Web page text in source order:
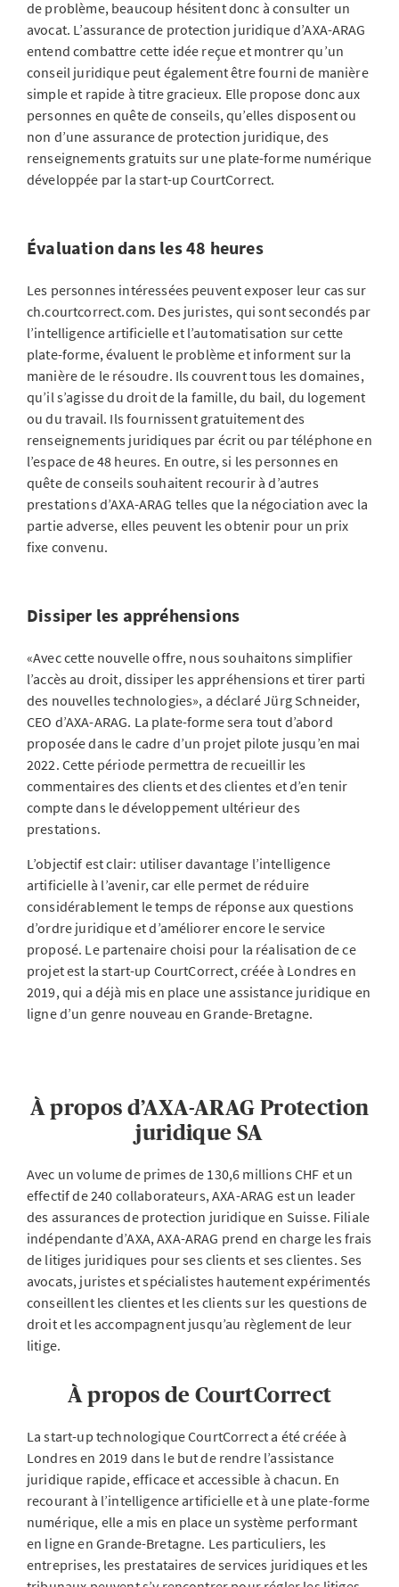
de problème, beaucoup hésitent donc à consulter un
avocat. L’assurance de protection juridique d’AXA-ARAG
entend combattre cette idée reçue et montrer qu’un
conseil juridique peut également être fourni de manière
simple et rapide à titre gracieux. Elle propose donc aux
personnes en quête de conseils, qu’elles disposent ou
non d’une assurance de protection juridique, des
renseignements gratuits sur une plate-forme numérique
développée par la start-up CourtCorrect.
Évaluation dans les 48 heures
Les personnes intéressées peuvent exposer leur cas sur
ch.courtcorrect.com. Des juristes, qui sont secondés par
l’intelligence artificielle et l’automatisation sur cette
plate-forme, évaluent le problème et informent sur la
manière de le résoudre. Ils couvrent tous les domaines,
qu’il s’agisse du droit de la famille, du bail, du logement
ou du travail. Ils fournissent gratuitement des
renseignements juridiques par écrit ou par téléphone en
l’espace de 48 heures. En outre, si les personnes en
quête de conseils souhaitent recourir à d’autres
prestations d’AXA-ARAG telles que la négociation avec la
partie adverse, elles peuvent les obtenir pour un prix
fixe convenu.
Dissiper les appréhensions
«Avec cette nouvelle offre, nous souhaitons simplifier
l’accès au droit, dissiper les appréhensions et tirer parti
des nouvelles technologies», a déclaré Jürg Schneider,
CEO d’AXA-ARAG. La plate-forme sera tout d’abord
proposée dans le cadre d’un projet pilote jusqu’en mai
2022. Cette période permettra de recueillir les
commentaires des clients et des clientes et d’en tenir
compte dans le développement ultérieur des
prestations.
L’objectif est clair: utiliser davantage l’intelligence
artificielle à l’avenir, car elle permet de réduire
considérablement le temps de réponse aux questions
d’ordre juridique et d’améliorer encore le service
proposé. Le partenaire choisi pour la réalisation de ce
projet est la start-up CourtCorrect, créée à Londres en
2019, qui a déjà mis en place une assistance juridique en
ligne d’un genre nouveau en Grande-Bretagne.
À propos d’AXA-ARAG Protection
juridique SA
Avec un volume de primes de 130,6 millions CHF et un
effectif de 240 collaborateurs, AXA-ARAG est un leader
des assurances de protection juridique en Suisse. Filiale
indépendante d’AXA, AXA-ARAG prend en charge les frais
de litiges juridiques pour ses clients et ses clientes. Ses
avocats, juristes et spécialistes hautement expérimentés
conseillent les clientes et les clients sur les questions de
droit et les accompagnent jusqu’au règlement de leur
litige.
À propos de CourtCorrect
La start-up technologique CourtCorrect a été créée à
Londres en 2019 dans le but de rendre l’assistance
juridique rapide, efficace et accessible à chacun. En
recourant à l’intelligence artificielle et à une plate-forme
numérique, elle a mis en place un système performant
en ligne en Grande-Bretagne. Les particuliers, les
entreprises, les prestataires de services juridiques et les